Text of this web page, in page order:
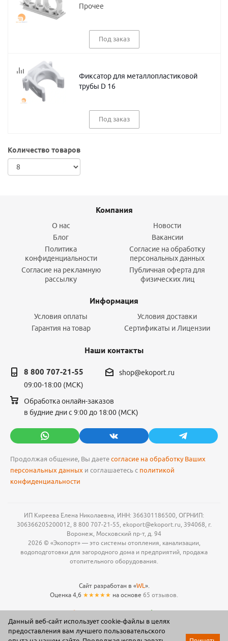
Прочее
Под заказ
Фиксатор для металлопластиковой
трубы D 16
Под заказ
Количество товаров
Компания
О нас
Новости
Блог
Вакансии
Политика
конфиденциальности
Согласие на обработку
персональных данных
Согласие на рекламную
рассылку
Публичная оферта для
физических лиц
Информация
Условия оплаты
Условия доставки
Гарантия на товар
Сертификаты и Лицензии
Наши контакты
8 800 707-21-55
09:00-18:00 (МСК)
shop@ekoport.ru
Обработка онлайн-заказов
в будние дни с 9:00 до 18:00 (МСК)
Продолжая общение, Вы даете согласие на обработку Ваших
персональных данных и соглашаетесь с политикой
конфиденциальности
ИП Киреева Елена Николаевна, ИНН: 366301186500, ОГРНИП:
306366205200012, 8 800 707-21-55, ekoport@ekoport.ru, 394068, г.
Воронеж, Московский пр-т, д. 94
2026 © «Экопорт» — это системы отопления, канализации,
водоподготовки для загородного дома и предприятий, продажа
отопительного оборудования.
Сайт разработан в «WL».
Оценка 4,6 ★★★★★ на основе 65 отзывов.
Данный веб-сайт использует cookie-файлы в целях
предоставления вам лучшего пользовательского